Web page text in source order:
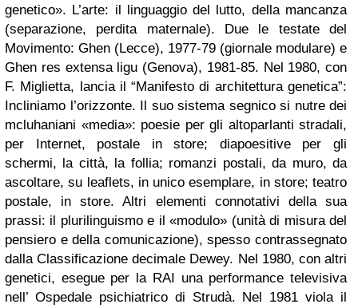
genetico». L’arte: il linguaggio del lutto, della mancanza
(separazione, perdita maternale). Due le testate del
Movimento: Ghen (Lecce), 1977-79 (giornale modulare) e
Ghen res extensa ligu (Genova), 1981-85. Nel 1980, con
F. Miglietta, lancia il “Manifesto di architettura genetica”:
Incliniamo l’orizzonte. Il suo sistema segnico si nutre dei
mcluhaniani «media»: poesie per gli altoparlanti stradali,
per Internet, postale in store; diapoesitive per gli
schermi, la città, la follia; romanzi postali, da muro, da
ascoltare, su leaflets, in unico esemplare, in store; teatro
postale, in store. Altri elementi connotativi della sua
prassi: il plurilinguismo e il «modulo» (unità di misura del
pensiero e della comunicazione), spesso contrassegnato
dalla Classificazione decimale Dewey. Nel 1980, con altri
genetici, esegue per la RAI una performance televisiva
nell’ Ospedale psichiatrico di Strudà. Nel 1981 viola il